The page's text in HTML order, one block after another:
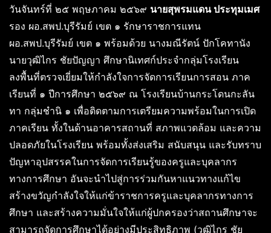
วันจันทร์ที่ ๒๕ พฤษภาคม ๒๕๖๙ นายสุพรมแดน ประทุมเมศ
รอง ผอ.สพป.บุรีรัมย์ เขต ๑ รักษาราชการแทน
ผอ.สพป.บุรีรัมย์ เขต ๑ พร้อมด้วย นางมณีรัตน์ ปักโคทานัง
นายวุฒิไกร ชัยปัญญา ศึกษานิเทศก์ประจำกลุ่มโรงเรียน
ลงพื้นที่ตรวจเยี่ยมให้กำลังใจการจัดการเรียนการสอน ภาค
เรียนที่ ๑ ปีการศึกษา ๒๕๖๙ ณ โรงเรียนบ้านกระโดนกะลัน
ทา กลุ่มชำนิ ๑ เพื่อติดตามการเตรียมความพร้อมในการเปิด
ภาคเรียน ทั้งในด้านอาคารสถานที่ สภาพแวดล้อม และความ
ปลอดภัยในโรงเรียน พร้อมทั้งส่งเสริม สนับสนุน และรับทราบ
ปัญหาอุปสรรคในการจัดการเรียนรู้ของครูและบุคลากร
ทางการศึกษา อันจะนำไปสู่การร่วมกันหาแนวทางแก้ไข
สร้างขวัญกำลังใจให้แก่ข้าราชการครูและบุคลากรทางการ
ศึกษา และสร้างความมั่นใจให้แก่ผู้ปกครองว่าสถานศึกษาจะ
สามารถจัดการศึกษาได้อย่างมีประสิทธิภาพ (วุฒิไกร ชัย